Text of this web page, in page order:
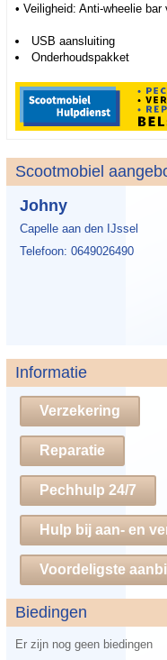
• Veiligheid: Anti-wheelie
USB aansluiting
Onderhoudspakket
Scootmobiel
Johny
Capelle aan den IJssel
Telefoon: 0649026490
Informatie
Verzekering
Reparatie
Pechhulp 24/7
Hulp bij aan- en
Voordeligste
Biedingen
Er zijn nog geen biedingen